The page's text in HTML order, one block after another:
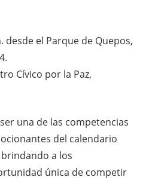
desde el Parque de Quepos,
Cívico por la Paz,
una de las competencias
del calendario
brindando a los
única de competir